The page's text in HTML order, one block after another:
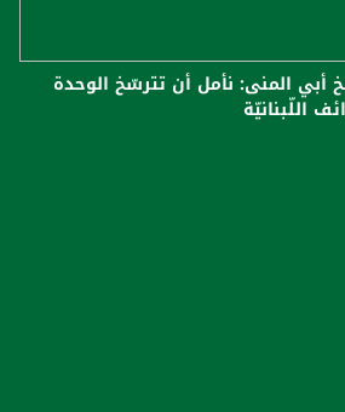
أبي المنى: نأمل أن تترسّخ الوحدة
اللّبنانيّة